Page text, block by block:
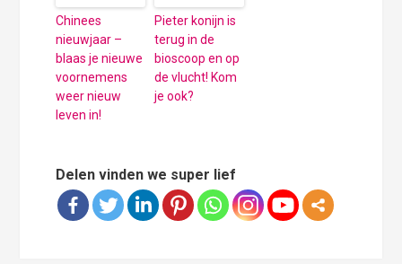
Chinees
nieuwjaar –
blaas je nieuwe
voornemens
weer nieuw
leven in!
Pieter konijn is
terug in de
bioscoop en op
de vlucht! Kom
je ook?
Delen vinden we super lief